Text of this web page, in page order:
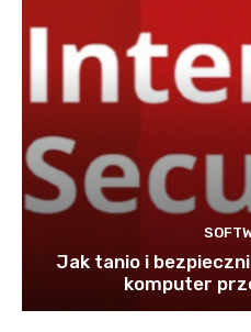
Jak tanio i
komputer